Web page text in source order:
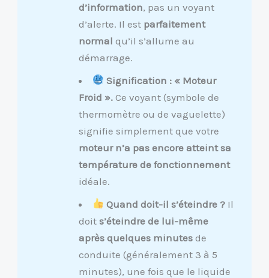
d’information, pas un voyant
d’alerte. Il est parfaitement
normal qu’il s’allume au
démarrage.
Signification : « Moteur
Froid ».Ce voyant (symbole de
thermomètre ou de vaguelette)
signifie simplement que votre
moteur n’a pas encore atteint sa
température de fonctionnement
idéale.
Quand doit-il s’éteindre ? Il
doit s’éteindre de lui-même
après quelques minutesde
conduite (généralement 3 à 5
minutes), une fois que le liquide